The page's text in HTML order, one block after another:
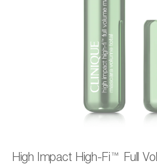
High Impact High-Fi™ Full